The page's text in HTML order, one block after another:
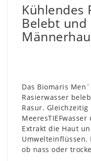
Kühlendes
Belebt
Das Biomaris
Rasierwasser
Rasur.
Extrakt die Haut
Umwelteinflüssen.
ob nass oder